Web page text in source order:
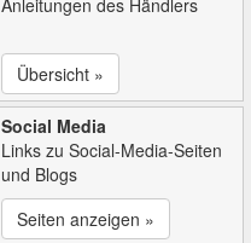
Übersicht »
Social Media
Links zu Social-Media-Seiten
und Blogs
Seiten anzeigen »